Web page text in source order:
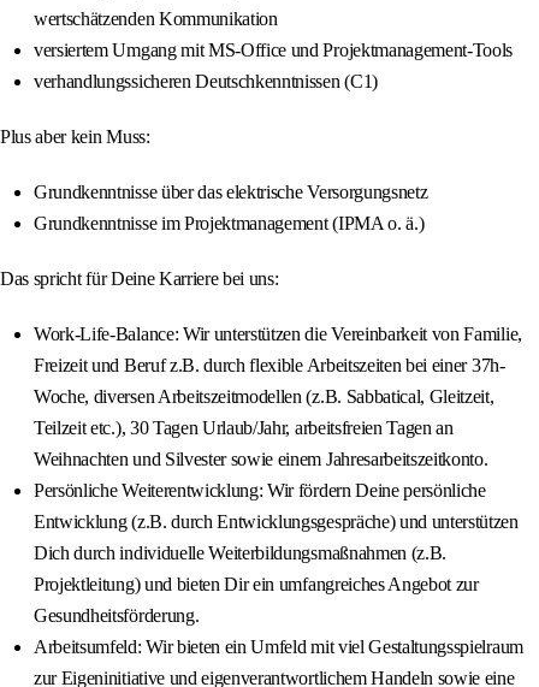
wertschätzenden Kommunikation
versiertem Umgang mit MS-Office und Projektmanagement-Tools
verhandlungssicheren Deutschkenntnissen (C1)
Plus aber kein Muss:
Grundkenntnisse über das elektrische Versorgungsnetz
Grundkenntnisse im Projektmanagement (IPMA o. ä.)
Das spricht für Deine Karriere bei uns:
Work-Life-Balance: Wir unterstützen die Vereinbarkeit von Familie,
Freizeit und Beruf z.B. durch flexible Arbeitszeiten bei einer 37h-
Woche, diversen Arbeitszeitmodellen (z.B. Sabbatical, Gleitzeit,
Teilzeit etc.), 30 Tagen Urlaub/Jahr, arbeitsfreien Tagen an
Weihnachten und Silvester sowie einem Jahresarbeitszeitkonto.
Persönliche Weiterentwicklung: Wir fördern Deine persönliche
Entwicklung (z.B. durch Entwicklungsgespräche) und unterstützen
Dich durch individuelle Weiterbildungsmaßnahmen (z.B.
Projektleitung) und bieten Dir ein umfangreiches Angebot zur
Gesundheitsförderung.
Arbeitsumfeld: Wir bieten ein Umfeld mit viel Gestaltungsspielraum
zur Eigeninitiative und eigenverantwortlichem Handeln sowie eine